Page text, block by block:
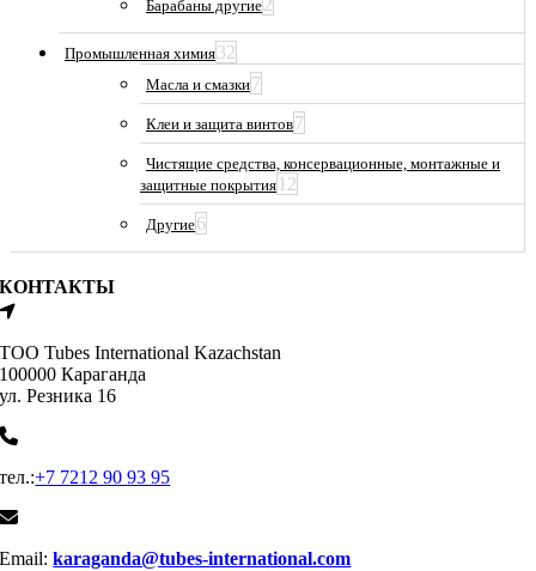
Барабаны другие2
Промышленная химия32
Масла и смазки7
Клеи и защита винтов7
Чистящие средства, консервационные, монтажные и
защитные покрытия 12
Другие6
КОНТАКТЫ
ТОО Tubes International Kazachstan
100000 Караганда
ул. Резника 16
тел.:+7 7212 90 93 95
Email:karaganda@tubes-international.com